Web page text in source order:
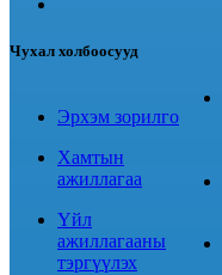
Чухал холбоосууд
Эрхэм зорилго
Хамтын
ажиллагаа
Үйл
ажиллагааны
тэргүүлэх